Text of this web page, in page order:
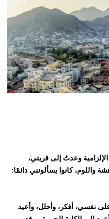
وعدتُ إلى قريتي،
واللوم، كانوا يسألونني دائمًا:
نفسي، أفكر، وأحلل، وأعيد